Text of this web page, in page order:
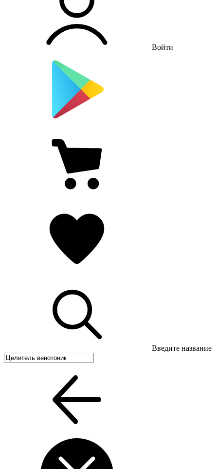
Войти
Введите название